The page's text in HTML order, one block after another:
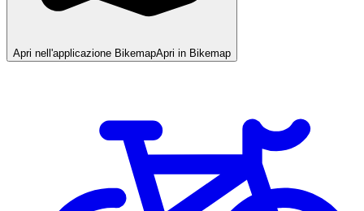
Apri nell'applicazione BikemapApri in Bikemap